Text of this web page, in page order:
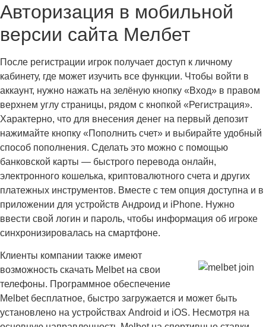
Авторизация в мобильной
версии сайта Мелбет
После регистрации игрок получает доступ к личному
кабинету, где может изучить все функции. Чтобы войти в
аккаунт, нужно нажать на зелёную кнопку «Вход» в правом
верхнем углу страницы, рядом с кнопкой «Регистрация».
Характерно, что для внесения денег на первый депозит
нажимайте кнопку «Пополнить счет» и выбирайте удобный
способ пополнения. Сделать это можно с помощью
банковской карты — быстрого перевода онлайн,
электронного кошелька, криптовалютного счета и других
платежных инструментов. Вместе с тем опция доступна и в
приложении для устройств Андроид и iPhone. Нужно
ввести свой логин и пароль, чтобы информация об игроке
синхронизировалась на смартфоне.
Клиенты компании также имеют
возможность скачать Melbet на свои
телефоны. Программное обеспечение
Melbet бесплатное, быстро загружается и может быть
установлено на устройствах Android и iOS. Несмотря на